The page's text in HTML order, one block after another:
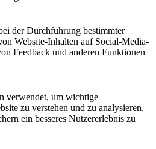
der Durchführung bestimmter
Website-Inhalten auf Social-Media-
Feedback und anderen Funktionen
verwendet, um wichtige
zu verstehen und zu analysieren,
ein besseres Nutzererlebnis zu